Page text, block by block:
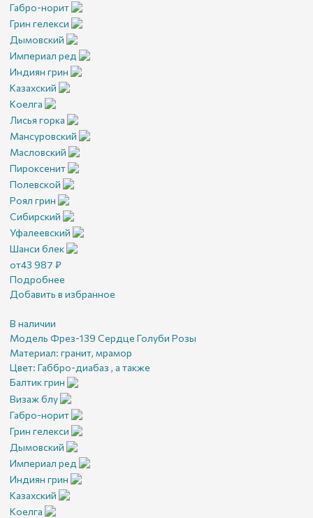
Габро-норит
Грин гелекси
Дымовский
Империал ред
Индиян грин
Казахский
Коелга
Лисья горка
Мансуровский
Масловский
Пироксенит
Полевской
Роял грин
Сибирский
Уфалеевский
Шанси блек
от43 987 ₽
Подробнее
Добавить в избранное
В наличии
Модель Фрез-139 Сердце Голуби Розы
Материал: гранит, мрамор
Цвет: Габбро-диабаз , а также
Балтик грин
Визаж блу
Габро-норит
Грин гелекси
Дымовский
Империал ред
Индиян грин
Казахский
Коелга